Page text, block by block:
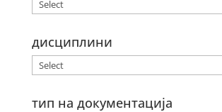
дисциплини
тип на документација